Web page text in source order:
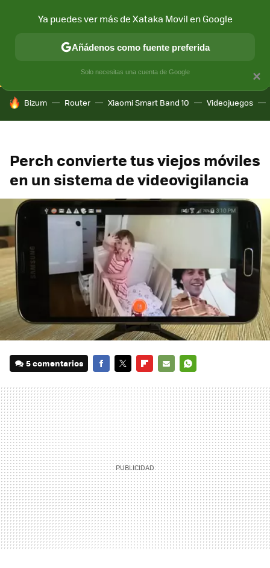
CONECTIVIDAD MÓVIL Y SOCIEDAD APLICACIONES
HOY SE HABLA DE
Bizum Router Xiaomi Smart Band 10 Videojuegos
Perch convierte tus viejos móviles
en un sistema de videovigilancia
5 comentarios
MAIL
×
Ya puedes ver más de Xataka Movil en Google
Añádenos como fuente preferida
Solo necesitas una cuenta de Google